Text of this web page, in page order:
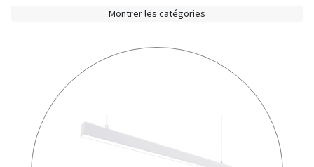
Montrer les catégories